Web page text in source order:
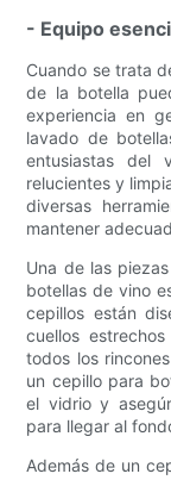
- Equipo
Cuando se trata
de la botella
experiencia en
lavado de
entusiastas del
relucientes y
diversas
mantener
Una de las
botellas de vino
cepillos están
cuellos
todos los
un cepillo para
el vidrio y
para llegar al
Además de un